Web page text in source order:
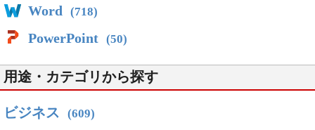
Word (718)
PowerPoint (50)
用途・カテゴリから探す
ビジネス (609)